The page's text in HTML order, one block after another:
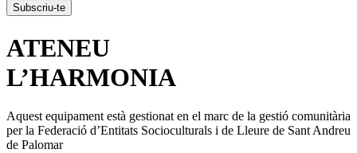
ATENEU
L’HARMONIA
Aquest equipament està gestionat en el marc de la gestió comunitària
per la Federació d’Entitats Socioculturals i de Lleure de Sant Andreu
de Palomar